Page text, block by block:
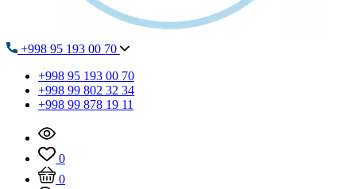
+998 95 193 00 70
+998 95 193 00 70
+998 99 802 32 34
+998 99 878 19 11
0
0